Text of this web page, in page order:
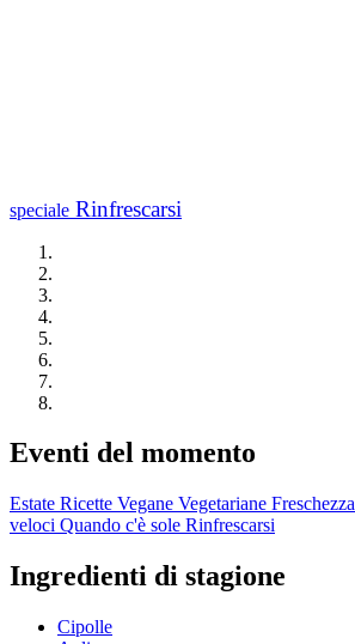
speciale Rinfrescarsi
Eventi del momento
Estate Ricette Vegane Vegetariane Freschezza
veloci Quando c'è sole Rinfrescarsi
Ingredienti di stagione
Cipolle